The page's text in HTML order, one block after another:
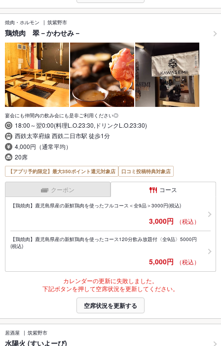
焼肉・ホルモン 筑紫野市
鶏焼肉 翠－かわせみ－
宴会にも仲間内の飲み会にも是非ご利用ください◎
18:00～翌0:00(料理L.O.23:30,ドリンクL.O.23:30)
西鉄太宰府線 西鉄二日市駅 徒歩1分
4,000円（通常平均）
20席
【アプリ予約限定】最大350ポイント還元対象店 口コミ投稿特典対象店
クーポン コース
【鶏焼肉】鹿児島県産の新鮮鶏肉を使ったフルコース＜全9品＞3000円(税込)
3,000円 （税込）
【鶏焼肉】鹿児島県産の新鮮鶏肉を使ったコース120分飲み放題付〈全9品〉5000円
(税込)
5,000円 （税込）
カレンダーの更新に失敗しました。
下記ボタンを押して空席状況を更新してください。
空席状況を更新する
居酒屋 筑紫野市
水陽火 (すいよーび)